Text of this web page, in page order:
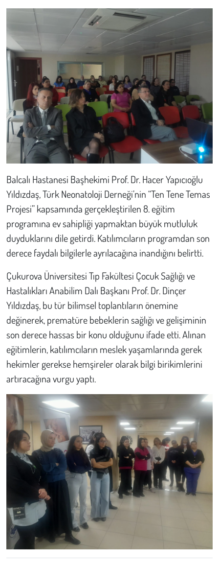
Balcalı Hastanesi Başhekimi Prof. Dr. Hacer Yapıcıoğlu
Yıldızdaş, Türk Neonatoloji Derneği’nin “Ten Tene Temas
Projesi” kapsamında gerçekleştirilen 8. eğitim
programına ev sahipliği yapmaktan büyük mutluluk
duyduklarını dile getirdi. Katılımcıların programdan son
derece faydalı bilgilerle ayrılacağına inandığını belirtti.
Çukurova Üniversitesi Tıp Fakültesi Çocuk Sağlığı ve
Hastalıkları Anabilim Dalı Başkanı Prof. Dr. Dinçer
Yıldızdaş, bu tür bilimsel toplantıların önemine
değinerek, prematüre bebeklerin sağlığı ve gelişiminin
son derece hassas bir konu olduğunu ifade etti. Alınan
eğitimlerin, katılımcıların meslek yaşamlarında gerek
hekimler gerekse hemşireler olarak bilgi birikimlerini
artıracağına vurgu yaptı.